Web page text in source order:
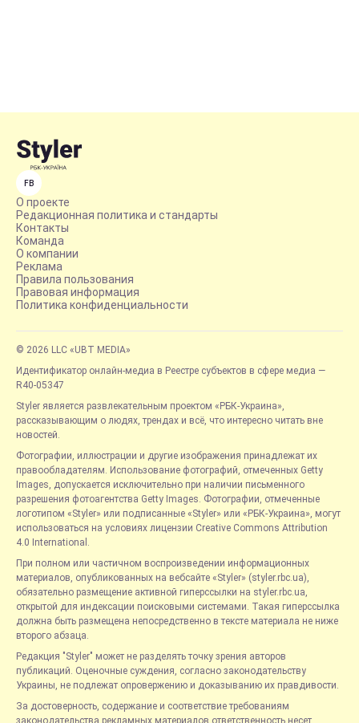
FB
О проекте
Редакционная политика и стандарты
Контакты
Команда
О компании
Реклама
Правила пользования
Правовая информация
Политика конфиденциальности
© 2026 LLC «UBT MEDIA»
Идентификатор онлайн-медиа в Реестре субъектов в сфере медиа —
R40-05347
Styler является развлекательным проектом «РБК-Украина»,
рассказывающим о людях, трендах и всё, что интересно читать вне
новостей.
Фотографии, иллюстрации и другие изображения принадлежат их
правообладателям. Использование фотографий, отмеченных Getty
Images, допускается исключительно при наличии письменного
разрешения фотоагентства Getty Images. Фотографии, отмеченные
логотипом «Styler» или подписанные «Styler» или «РБК-Украина», могут
использоваться на условиях лицензии Creative Commons Attribution
4.0 International.
При полном или частичном воспроизведении информационных
материалов, опубликованных на вебсайте «Styler» (styler.rbc.ua),
обязательно размещение активной гиперссылки на styler.rbc.ua,
открытой для индексации поисковыми системами. Такая гиперссылка
должна быть размещена непосредственно в тексте материала не ниже
второго абзаца.
Редакция "Styler" может не разделять точку зрения авторов
публикаций. Оценочные суждения, согласно законодательству
Украины, не подлежат опровержению и доказыванию их правдивости.
За достоверность, содержание и соответствие требованиям